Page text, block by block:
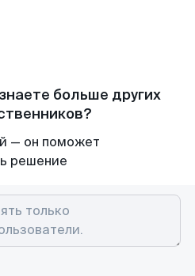
больше других
— он поможет
решение